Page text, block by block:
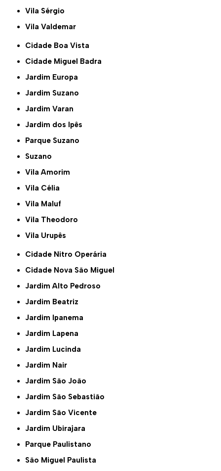
Vila Sérgio
Vila Valdemar
Cidade Boa Vista
Cidade Miguel Badra
Jardim Europa
Jardim Suzano
Jardim Varan
Jardim dos Ipês
Parque Suzano
Suzano
Vila Amorim
Vila Célia
Vila Maluf
Vila Theodoro
Vila Urupês
Cidade Nitro Operária
Cidade Nova São Miguel
Jardim Alto Pedroso
Jardim Beatriz
Jardim Ipanema
Jardim Lapena
Jardim Lucinda
Jardim Nair
Jardim São João
Jardim São Sebastião
Jardim São Vicente
Jardim Ubirajara
Parque Paulistano
São Miguel Paulista